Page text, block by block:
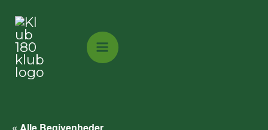
indholdet
« Alle Begivenheder